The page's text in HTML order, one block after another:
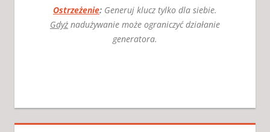
Ostrzeżenie: Generuj klucz tylko dla siebie.
Gdyż nadużywanie może ograniczyć działanie
generatora.
SIMULATOR